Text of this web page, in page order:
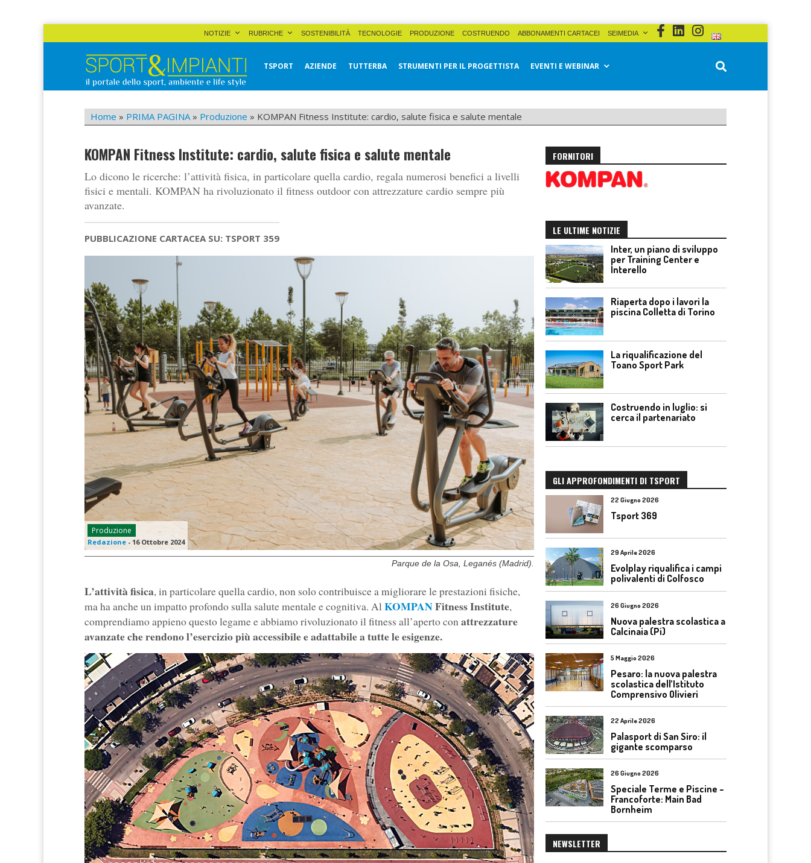
NOTIZIE RUBRICHE SOSTENIBILITÀ TECNOLOGIE PRODUZIONE COSTRUENDO ABBONAMENTI CARTACEI SEIMEDIA
Sport&Impianti
TSPORT AZIENDE TUTTERBA STRUMENTI PER IL PROGETTISTA EVENTI E WEBINAR
Home » PRIMA PAGINA» Produzione » KOMPAN Fitness Institute: cardio, salute fisica e salute mentale
KOMPAN Fitness Institute: cardio, salute fisica e salute mentale
Lo dicono le ricerche: l’attività fisica, in particolare quella cardio, regala numerosi benefici a livelli
fisici e mentali. KOMPAN ha rivoluzionato il fitness outdoor con attrezzature cardio sempre più
avanzate.
PUBBLICAZIONE CARTACEA SU: TSPORT 359
Produzione
Redazione - 16 Ottobre 2024
Parque de la Osa, Leganés (Madrid).
L’attività fisica, in particolare quella cardio, non solo contribuisce a migliorare le prestazioni fisiche,
ma ha anche un impatto profondo sulla salute mentale e cognitiva. Al KOMPANFitness Institute,
comprendiamo appieno questo legame e abbiamo rivoluzionato il fitness all’aperto conattrezzature
avanzate che rendono l’esercizio più accessibile e adattabile a tutte le esigenze.
FORNITORI
LE ULTIME NOTIZIE
Inter, un piano di sviluppo
per Training Center e
Interello
Riaperta dopo i lavori la
piscina Colletta di Torino
La riqualificazione del
Toano Sport Park
Costruendo in luglio: si
cerca il partenariato
GLI APPROFONDIMENTI DI TSPORT
22 Giugno 2026
Tsport 369
29 Aprile 2026
Evolplay riqualifica i campi
polivalenti di Colfosco
26 Giugno 2026
Nuova palestra scolastica a
Calcinaia (Pi)
5 Maggio 2026
Pesaro: la nuova palestra
scolastica dell’Istituto
Comprensivo Olivieri
22 Aprile 2026
Palasport di San Siro: il
gigante scomparso
26 Giugno 2026
Speciale Terme e Piscine –
Francoforte: Main Bad
Bornheim
NEWSLETTER